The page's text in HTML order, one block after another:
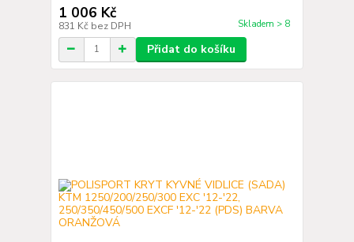
1 006 Kč
831 Kč bez DPH Skladem > 8
Přidat do košíku